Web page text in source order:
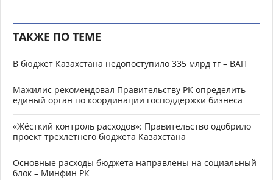
ТАКЖЕ ПО ТЕМЕ
В бюджет Казахстана недопоступило 335 млрд тг – ВАП
Мажилис рекомендовал Правительству РК определить
единый орган по координации господдержки бизнеса
«Жёсткий контроль расходов»: Правительство одобрило
проект трёхлетнего бюджета Казахстана
Основные расходы бюджета направлены на социальный
блок – Минфин РК